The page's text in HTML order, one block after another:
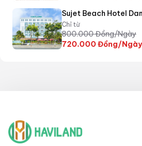
Sujet Beach Hotel
Chỉ từ
800.000Đồng/Ngày
720.000 Đồng/Ngày